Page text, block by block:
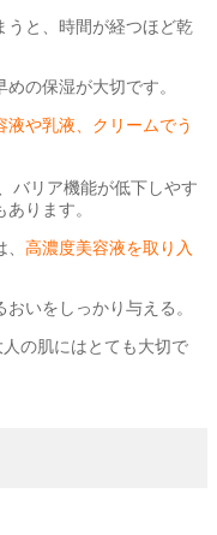
うと、時間が経つほど乾
の保湿が大切です。
や乳液、クリームでう
バリア機能が低下しやす
ります。
高濃度美容液を取り入
いをしっかり与える。
の肌にはとても大切で